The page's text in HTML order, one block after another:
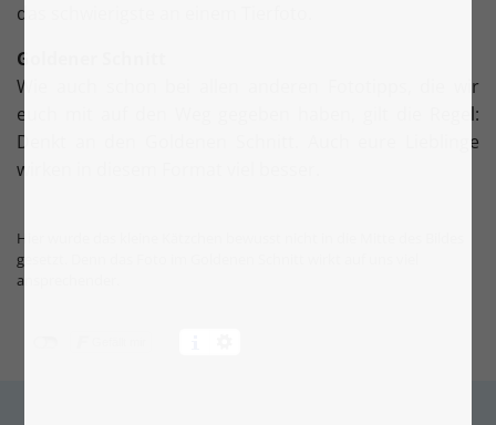
das schwierigste an einem Tierfoto.
Goldener Schnitt
Wie auch schon bei allen anderen Fototipps, die wir
euch mit auf den Weg gegeben haben, gilt die Regel:
Denkt an den Goldenen Schnitt. Auch eure Lieblinge
wirken in diesem Format viel besser.
Hier wurde das kleine Kätzchen bewusst nicht in die Mitte des Bildes
gesetzt. Denn das Foto im Goldenen Schnitt wirkt auf uns viel
ansprechender.